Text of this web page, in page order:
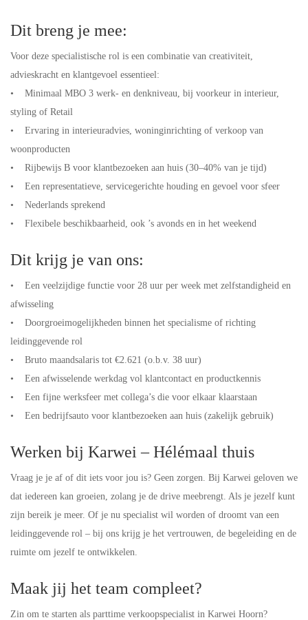
Dit breng je mee:
Voor deze specialistische rol is een combinatie van creativiteit,
advieskracht en klantgevoel essentieel:
• Minimaal MBO 3 werk- en denkniveau, bij voorkeur in interieur,
styling of Retail
• Ervaring in interieuradvies, woninginrichting of verkoop van
woonproducten
• Rijbewijs B voor klantbezoeken aan huis (30–40% van je tijd)
• Een representatieve, servicegerichte houding en gevoel voor sfeer
• Nederlands sprekend
• Flexibele beschikbaarheid, ook ’s avonds en in het weekend
Dit krijg je van ons:
• Een veelzijdige functie voor 28 uur per week met zelfstandigheid en
afwisseling
• Doorgroeimogelijkheden binnen het specialisme of richting
leidinggevende rol
• Bruto maandsalaris tot €2.621 (o.b.v. 38 uur)
• Een afwisselende werkdag vol klantcontact en productkennis
• Een fijne werksfeer met collega’s die voor elkaar klaarstaan
• Een bedrijfsauto voor klantbezoeken aan huis (zakelijk gebruik)
Werken bij Karwei – Hélémaal thuis
Vraag je je af of dit iets voor jou is? Geen zorgen. Bij Karwei geloven we
dat iedereen kan groeien, zolang je de drive meebrengt. Als je jezelf kunt
zijn bereik je meer. Of je nu specialist wil worden of droomt van een
leidinggevende rol – bij ons krijg je het vertrouwen, de begeleiding en de
ruimte om jezelf te ontwikkelen.
Maak jij het team compleet?
Zin om te starten als parttime verkoopspecialist in Karwei Hoorn?